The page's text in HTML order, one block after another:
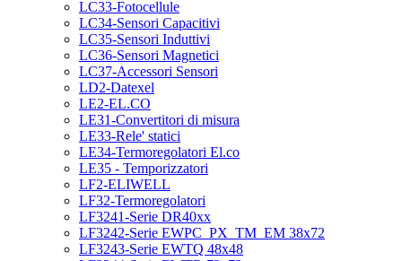
LC33-Fotocellule
LC34-Sensori Capacitivi
LC35-Sensori Induttivi
LC36-Sensori Magnetici
LC37-Accessori Sensori
LD2-Datexel
LE2-EL.CO
LE31-Convertitori di misura
LE33-Rele' statici
LE34-Termoregolatori El.co
LE35 - Temporizzatori
LF2-ELIWELL
LF32-Termoregolatori
LF3241-Serie DR40xx
LF3242-Serie EWPC_PX_TM_EM 38x72
LF3243-Serie EWTQ 48x48